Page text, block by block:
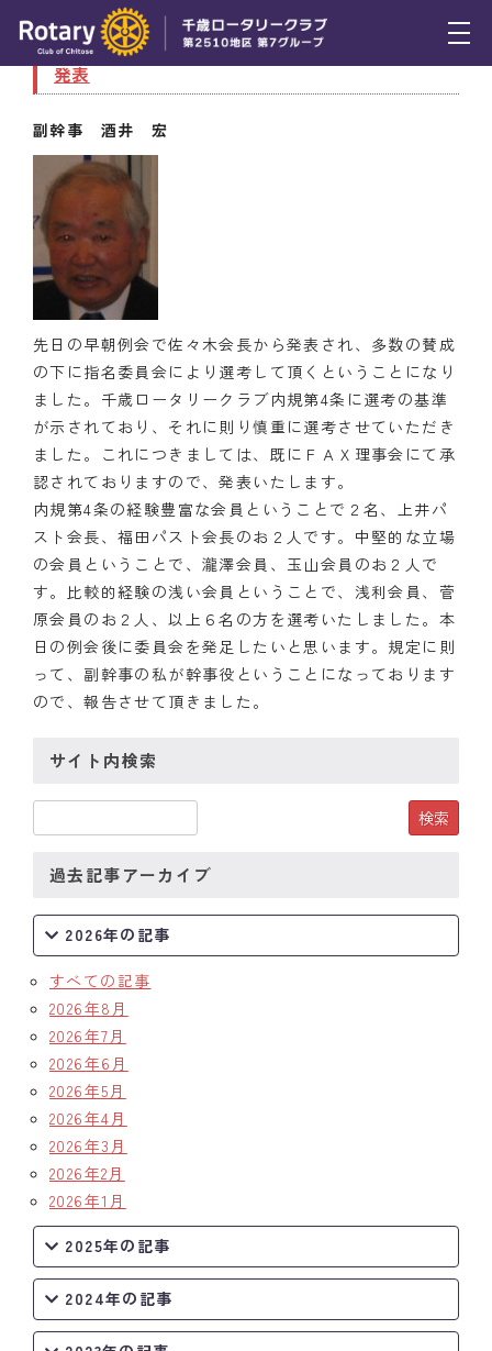
トピックス
例会報告
活動報告
理事会報告
スケジュール
年間プログラム
木曜会
組織図
クラブのあゆみ
クラブの歴史
歴代会長・幹事
記念誌
案内
情報公開
入会のご案内
10月28日（木） 会長ノミニー指名委員会委員の
発表
副幹事 酒井 宏
先日の早朝例会で佐々木会長から発表され、多数の賛成
の下に指名委員会により選考して頂くということになり
ました。千歳ロータリークラブ内規第4条に選考の基準
が示されており、それに則り慎重に選考させていただき
ました。これにつきましては、既にＦＡＸ理事会にて承
認されておりますので、発表いたします。
内規第4条の経験豊富な会員ということで２名、上井パ
スト会長、福田パスト会長のお２人です。中堅的な立場
の会員ということで、瀧澤会員、玉山会員のお２人で
す。比較的経験の浅い会員ということで、浅利会員、菅
原会員のお２人、以上６名の方を選考いたしました。本
日の例会後に委員会を発足したいと思います。規定に則
って、副幹事の私が幹事役ということになっております
ので、報告させて頂きました。
サイト内検索
過去記事アーカイブ
2026年の記事
すべての記事
2026年8月
2026年7月
2026年6月
2026年5月
2026年4月
2026年3月
2026年2月
2026年1月
2025年の記事
2024年の記事